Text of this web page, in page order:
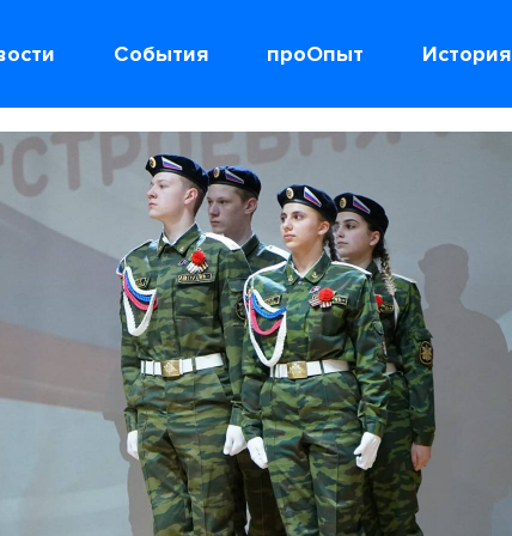
События проОпыт История